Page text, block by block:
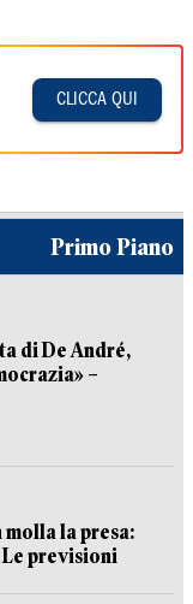
CLICCA QUI
Primo Piano
di De André,
–
molla la presa:
previsioni